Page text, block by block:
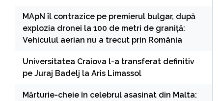
MApN îl contrazice pe premierul bulgar, după
explozia dronei la 100 de metri de graniță:
Vehiculul aerian nu a trecut prin România
Universitatea Craiova l-a transferat definitiv
pe Juraj Badelj la Aris Limassol
Mărturie-cheie în celebrul asasinat din Malta: